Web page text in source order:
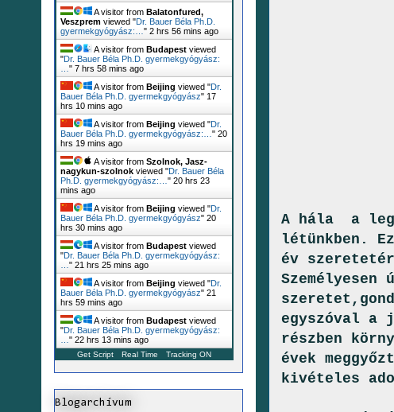
A hála a
létünkben.
év
Személyesen
egyszóval a
részben
évek
kivételes
Ez a
A visitor from Balatonfured,
Veszprem viewed "Dr. Bauer Béla Ph.D.
gyermekgyógyász:… " 2 hrs 56 mins ago
A visitor from Budapest viewed
"Dr. Bauer Béla Ph.D. gyermekgyógyász:
" 7 hrs 58 mins ago
A visitor from Beijing viewed "Dr.
Bauer Béla Ph.D. gyermekgyógyász" 17
hrs 10 mins ago
A visitor from Beijing viewed "Dr.
Bauer Béla Ph.D. gyermekgyógyász:… " 20
hrs 19 mins ago
A visitor from Szolnok, Jasz-
nagykun-szolnok viewed "Dr. Bauer Béla
Ph.D. gyermekgyógyász:… " 20 hrs 23
mins ago
A visitor from Beijing viewed "Dr.
Bauer Béla Ph.D. gyermekgyógyász" 20
hrs 30 mins ago
A visitor from Budapest viewed
"Dr. Bauer Béla Ph.D. gyermekgyógyász:
" 21 hrs 25 mins ago
A visitor from Beijing viewed "Dr.
Bauer Béla Ph.D. gyermekgyógyász" 21
hrs 59 mins ago
A visitor from Budapest viewed
"Dr. Bauer Béla Ph.D. gyermekgyógyász:
" 22 hrs 13 mins ago
Get Script Real Time Tracking ON
Blogarchívum